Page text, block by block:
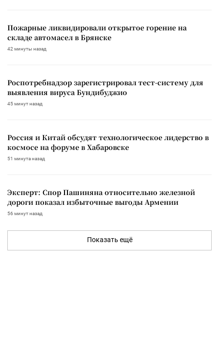
Пожарные ликвидировали открытое горение на
складе автомасел в Брянске
42 минуты назад
Роспотребнадзор зарегистрировал тест-систему для
выявления вируса Бундибуджио
45 минут назад
Россия и Китай обсудят технологическое лидерство в
космосе на форуме в Хабаровске
51 минута назад
Эксперт: Спор Пашиняна относительно железной
дороги показал избыточные выгоды Армении
56 минут назад
Показать ещё